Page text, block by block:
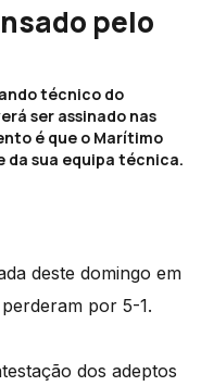
pelo
técnico do
ser assinado nas
é que o Marítimo
da sua equipa técnica.
deste domingo em
por 5-1.
dos adeptos